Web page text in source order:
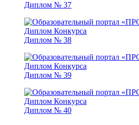
Диплом № 37
Диплом № 38
Диплом № 39
Диплом № 40